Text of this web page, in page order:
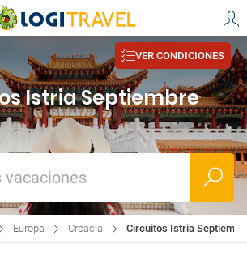
VER CONDICIONES
Istria Septiembre
vacaciones
Europa Croacia Circuitos Istria